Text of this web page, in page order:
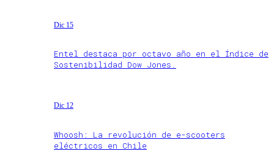
Dic 15
Entel destaca por octavo año en el Índice de
Sostenibilidad Dow Jones.
Dic 12
Whoosh: La revolución de e-scooters
eléctricos en Chile